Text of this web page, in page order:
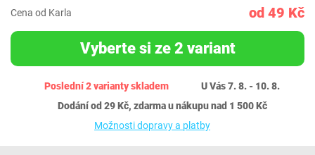
Cena od Karla od 49 Kč
Vyberte si ze 2 variant
Poslední 2 varianty skladem
U Vás 7. 8. - 10. 8.
Dodání od 29 Kč, zdarma u nákupu nad 1 500 Kč
Možnosti dopravy a platby